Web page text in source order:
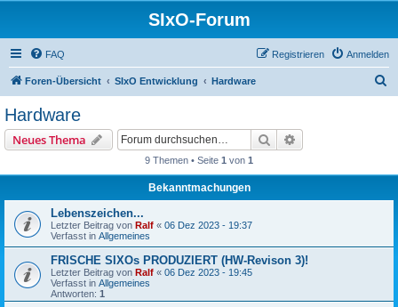
SIxO-Forum
FAQ Anmelden
Registrieren
Foren-Übersicht SIxO Entwicklung Hardware
Hardware
Neues Thema Suche
9 Themen • Seite 1 von 1
Bekanntmachungen
Lebenszeichen...
Letzter Beitrag von Ralf « 06 Dez 2023 - 19:37
Verfasst in Allgemeines
FRISCHE SIXOs PRODUZIERT (HW-Revison 3)!
Letzter Beitrag von Ralf « 06 Dez 2023 - 19:45
Verfasst in Allgemeines
Antworten: 1